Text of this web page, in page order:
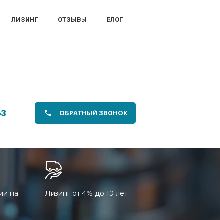
ЛИЗИНГ ОТЗЫВЫ БЛОГ
ОБРАТНЫЙ ЗВОНОК
на Лизинг от 4% до 10 лет